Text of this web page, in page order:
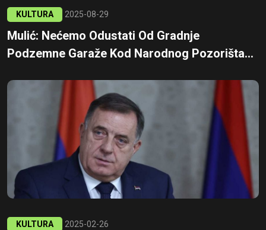
KULTURA 2025-08-29
Mulić: Nećemo Odustati Od Gradnje
Podzemne Garaže Kod Narodnog Pozorišta...
KULTURA 2025-02-26